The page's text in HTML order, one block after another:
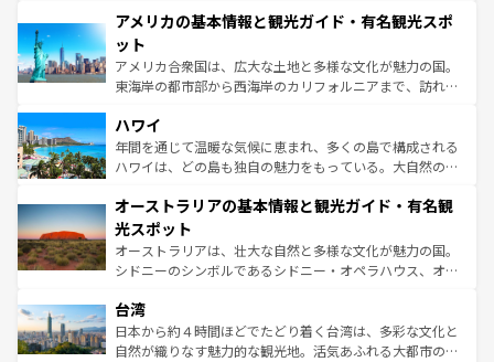
ンツ一覧を参照してほしい。
の建物がそのまま残る町や、スイスならではのユニークな
博物館もあり、アルプス観光だけでなく町歩きも満喫する
ことができる。国民の所得が高いため物価も高いが、旅行
者向けの交通パス提供のサービスもあり、うまく活用すれ
着のスイス情報は
アメリカの基本情報と観光ガイド・有名観光スポ
ット
アメリカ合衆国は、広大な土地と多様な文化が魅力の国。
東海岸の都市部から西海岸のカリフォルニアまで、訪れる
のような巨大都市は、観光、ショッピング、エンターテイ
ンメントが詰まった刺激的なスポットだ。一方、アメリカ
西部には大自然が広がり、グランドキャニオンやイエロー
部のニューオーリンズでは、音楽と美食が融合した独特の
文化が魅力。旅行者はアメリカの各地域で異なる魅力を楽
しみながら、その多様性と豊かな歴史を感じることができ
るだろう。車でのロードトリップや列車の旅も、アメリカ
情報は
ハワイ
年間を通じて温暖な気候に恵まれ、多くの島で構成される
ハワイは、どの島も独自の魅力をもっている。大自然の神
ワイ島は見逃せない。また、定番の観光地といえばオアフ
島だが、静かな自然を求めるならマウイ島やカウアイ島が
おすすめ。エメラルドグリーンに輝く海をはじめ、豊かな
文化や歴史が息づいている。「アロハスピリット」と呼ば
人々、おいしいローカルフードやハワイアンミュージッ
ク、伝統的なフラダンスなど、すべてがハワイの魅力を彩
っている。訪れるたびに新しい発見と感動が待っているハ
オーストラリアの基本情報と観光ガイド・有名観
光スポット
オーストラリアは、壮大な自然と多様な文化が魅力の国。
シドニーのシンボルであるシドニー・オペラハウス、オー
リアリーフや大陸中央部にそびえるウルル（エアーズロッ
ク）、タスマニアの美しい原生林やケアンズの熱帯雨林な
ど、見どころがたくさん。また、カフェやワイン、オージ
台湾
日本から約４時間ほどでたどり着く台湾は、多彩な文化と
自然が織りなす魅力的な観光地。活気あふれる大都市の台